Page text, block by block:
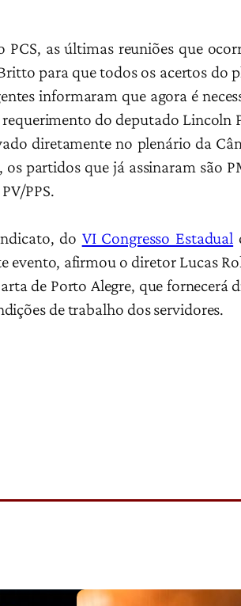
as últimas reuniões que
para que todos os acertos do
informaram que agora é
do deputado Lincoln
diretamente no plenário da
partidos que já assinaram são
PPS.
do VI Congresso Estadual
evento, afirmou o diretor Lucas
de Porto Alegre, que fornecerá
de trabalho dos servidores.